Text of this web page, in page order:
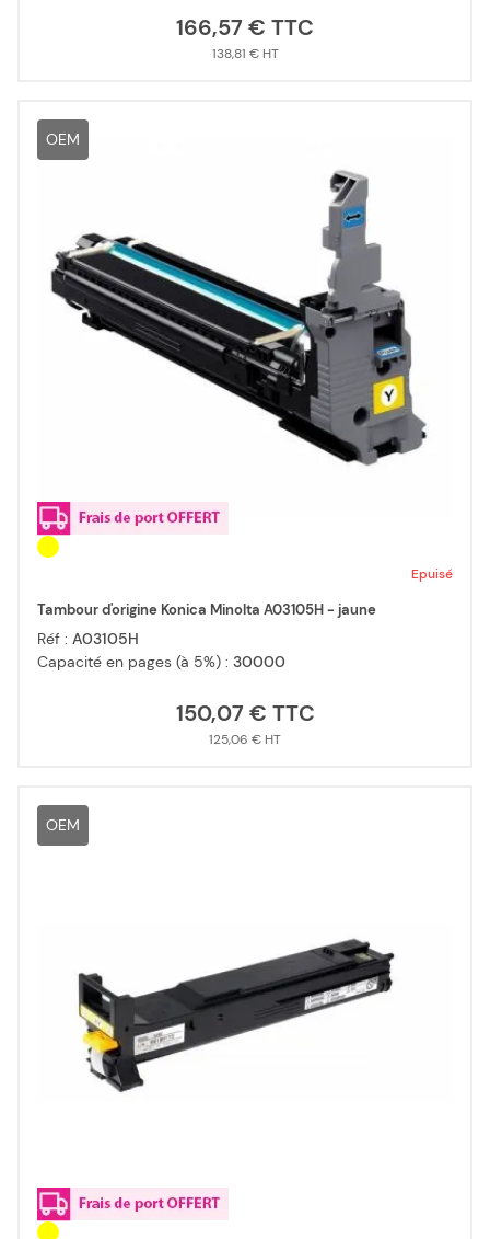
166,57 €
138,81 €
OEM
Epuisé
Tambour d'origine Konica Minolta A03105H - jaune
Réf : A03105H
Capacité en pages (à 5%) : 30000
150,07 €
125,06 €
OEM